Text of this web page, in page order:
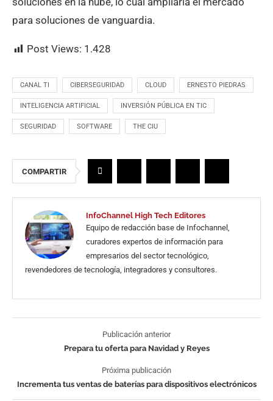
para soluciones de vanguardia.
Post Views: 1.428
CANAL TI CIBERSEGURIDAD CLOUD ERNESTO PIEDRAS
INTELIGENCIA ARTIFICIAL INVERSIÓN PÚBLICA EN TIC
SEGURIDAD SOFTWARE THE CIU
COMPARTIR
InfoChannel High Tech Editores
Equipo de redacción base de Infochannel,
curadores expertos de información para
empresarios del sector tecnológico,
revendedores de tecnología, integradores y consultores.
Publicación anterior
Prepara tu oferta para Navidad y Reyes
Próxima publicación
Incrementa tus ventas de baterías para dispositivos electrónicos